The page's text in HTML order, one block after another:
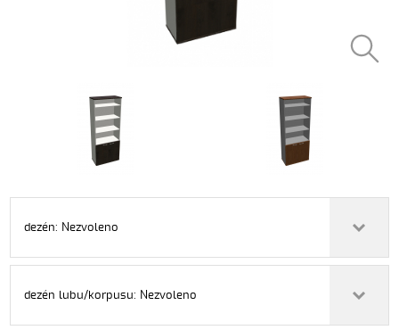
dezén: Nezvoleno
dezén lubu/korpusu: Nezvoleno